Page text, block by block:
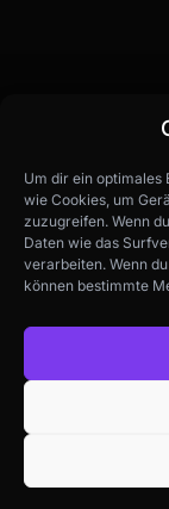
Um dir ein optimales
wie Cookies, um
zuzugreifen. Wenn
Daten wie das
verarbeiten. Wenn
können bestimmte
Google
4.9
© 2026 Ray
Rechte